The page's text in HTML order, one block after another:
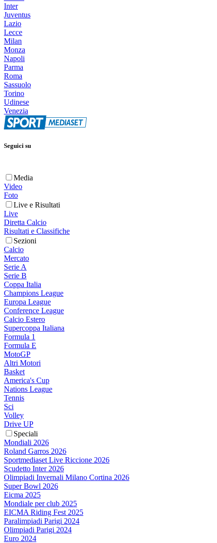
Inter
Juventus
Lazio
Lecce
Milan
Monza
Napoli
Parma
Roma
Sassuolo
Torino
Udinese
Venezia
Seguici su
Media
Video
Foto
Live e Risultati
Live
Diretta Calcio
Risultati e Classifiche
Sezioni
Calcio
Mercato
Serie A
Serie B
Coppa Italia
Champions League
Europa League
Conference League
Calcio Estero
Supercoppa Italiana
Formula 1
Formula E
MotoGP
Altri Motori
Basket
America's Cup
Nations League
Tennis
Sci
Volley
Drive UP
Speciali
Mondiali 2026
Roland Garros 2026
Sportmediaset Live Riccione 2026
Scudetto Inter 2026
Olimpiadi Invernali Milano Cortina 2026
Super Bowl 2026
Eicma 2025
Mondiale per club 2025
EICMA Riding Fest 2025
Paralimpiadi Parigi 2024
Olimpiadi Parigi 2024
Euro 2024